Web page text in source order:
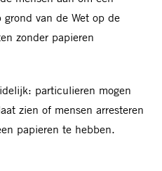
grond van de Wet op de
zonder papieren
particulieren mogen
zien of mensen arresteren
papieren te hebben.